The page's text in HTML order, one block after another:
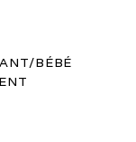
BÉBÉ